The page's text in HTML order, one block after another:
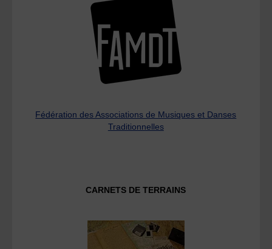
Fédération des Associations de Musiques et Danses
Traditionnelles
CARNETS DE TERRAINS